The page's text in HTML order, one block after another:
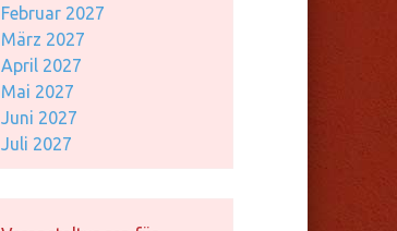
Februar 2027
März 2027
April 2027
Mai 2027
Juni 2027
Juli 2027